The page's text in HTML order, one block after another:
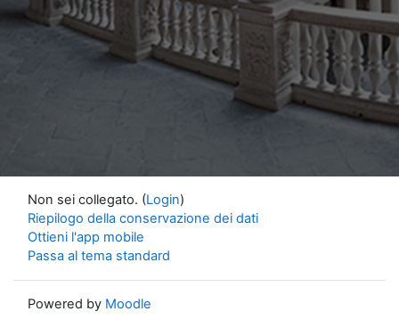
Non sei collegato. (Login)
Riepilogo della conservazione dei dati
Ottieni l'app mobile
Passa al tema standard
Powered by Moodle